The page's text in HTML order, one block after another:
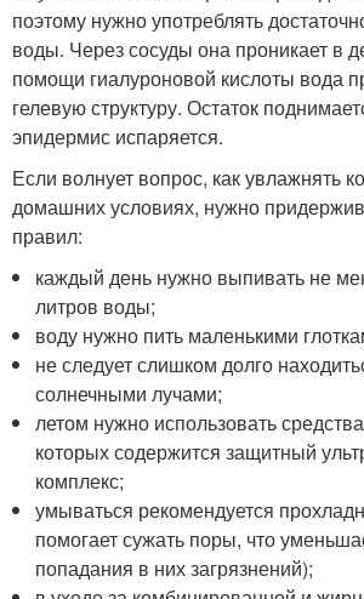
поэтому нужно употреблять
воды. Через сосуды она проникает в
помощи гиалуроновой кислоты вода
гелевую структуру. Остаток
эпидермис испаряется.
Если волнует вопрос, как увлажнять
домашних условиях, нужно
правил:
каждый день нужно выпивать не
литров воды;
воду нужно пить маленькими
не следует слишком долго
солнечными лучами;
летом нужно использовать
которых содержится защитный
комплекс;
умываться рекомендуется
помогает сужать поры, что
попадания в них загрязнений);